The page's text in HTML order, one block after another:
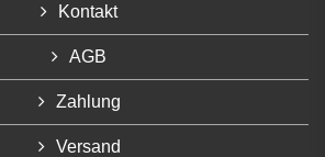
Kontakt
AGB
Zahlung
Versand